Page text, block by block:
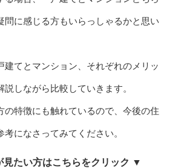
問に感じる方もいらっしゃるかと思い
建てとマンション、それぞれのメリッ
説しながら比較していきます。
の特徴にも触れているので、今後の住
になさってみてください。
たい方はこちらをクリック ▼